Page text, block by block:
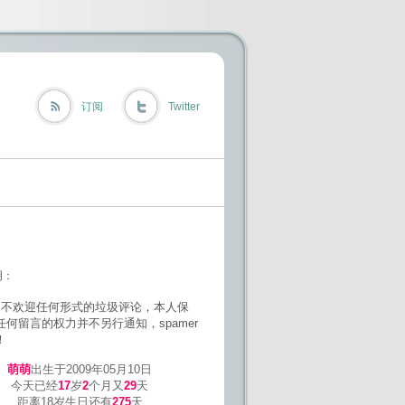
订阅 Twitter
迎任何形式的垃圾评论，本人保
何留言的权力并不另行通知，spamer
萌萌出生于2009年05月10日
今天已经17岁2个月又29天
距离18岁生日还有275天